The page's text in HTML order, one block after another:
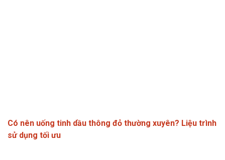
Có nên uống tinh dầu thông đỏ thường xuyên? Liệu trình
sử dụng tối ưu